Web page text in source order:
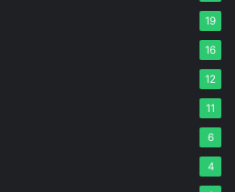
19
16
12
11
6
4